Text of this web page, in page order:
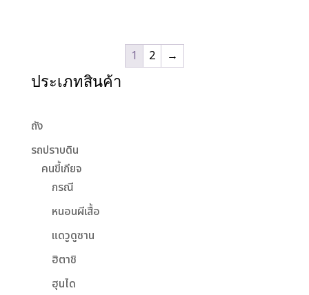
1 2 →
ประเภทสินค้า
ถัง
รถปราบดิน
คนขี้เกียจ
กรณี
หนอนผีเสื้อ
แดวูดูซาน
ฮิตาชิ
ฮุนได